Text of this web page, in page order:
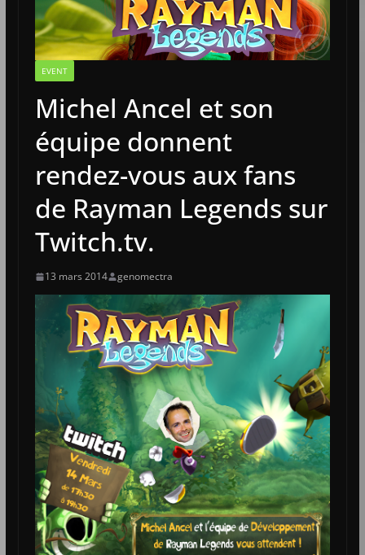
EVENT
Michel Ancel et son
équipe donnent
rendez-vous aux fans
de Rayman Legends sur
Twitch.tv.
13 mars 2014 genomectra